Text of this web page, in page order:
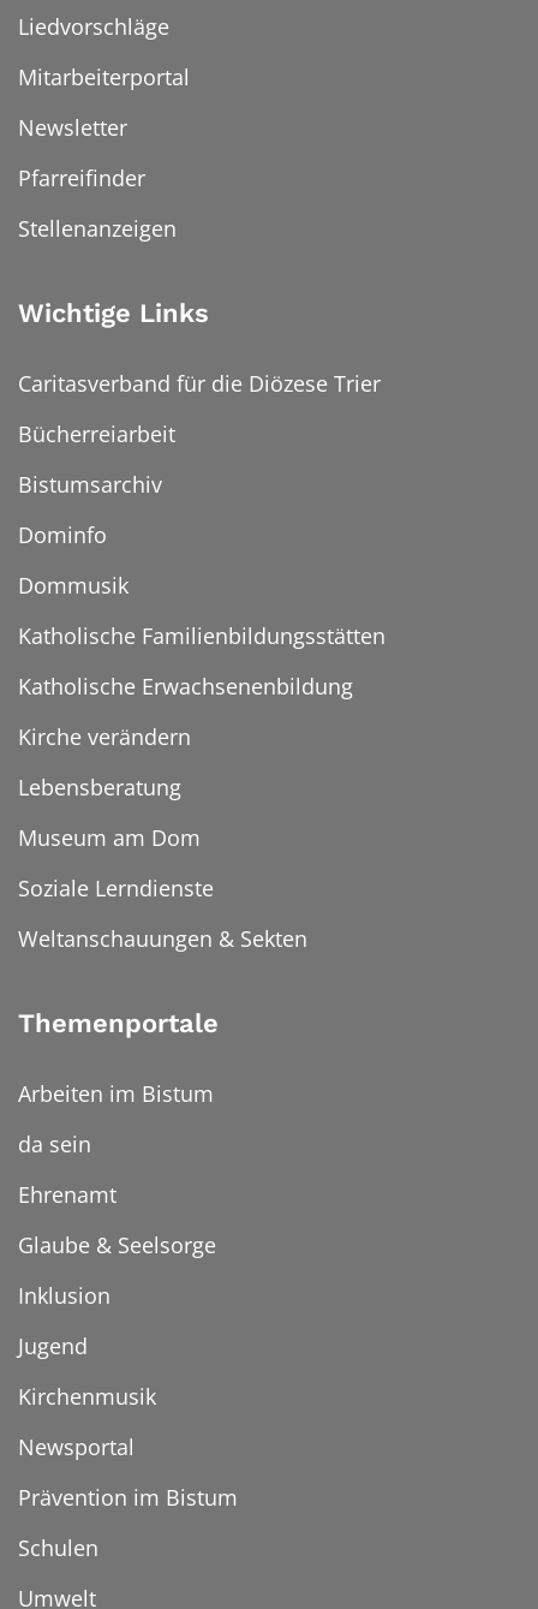
Liedvorschläge
Mitarbeiterportal
Newsletter
Pfarreifinder
Stellenanzeigen
Wichtige Links
Caritasverband für die Diözese Trier
Bücherreiarbeit
Bistumsarchiv
Dominfo
Dommusik
Katholische Familienbildungsstätten
Katholische Erwachsenenbildung
Kirche verändern
Lebensberatung
Museum am Dom
Soziale Lerndienste
Weltanschauungen & Sekten
Themenportale
Arbeiten im Bistum
da sein
Ehrenamt
Glaube & Seelsorge
Inklusion
Jugend
Kirchenmusik
Newsportal
Prävention im Bistum
Schulen
Umwelt